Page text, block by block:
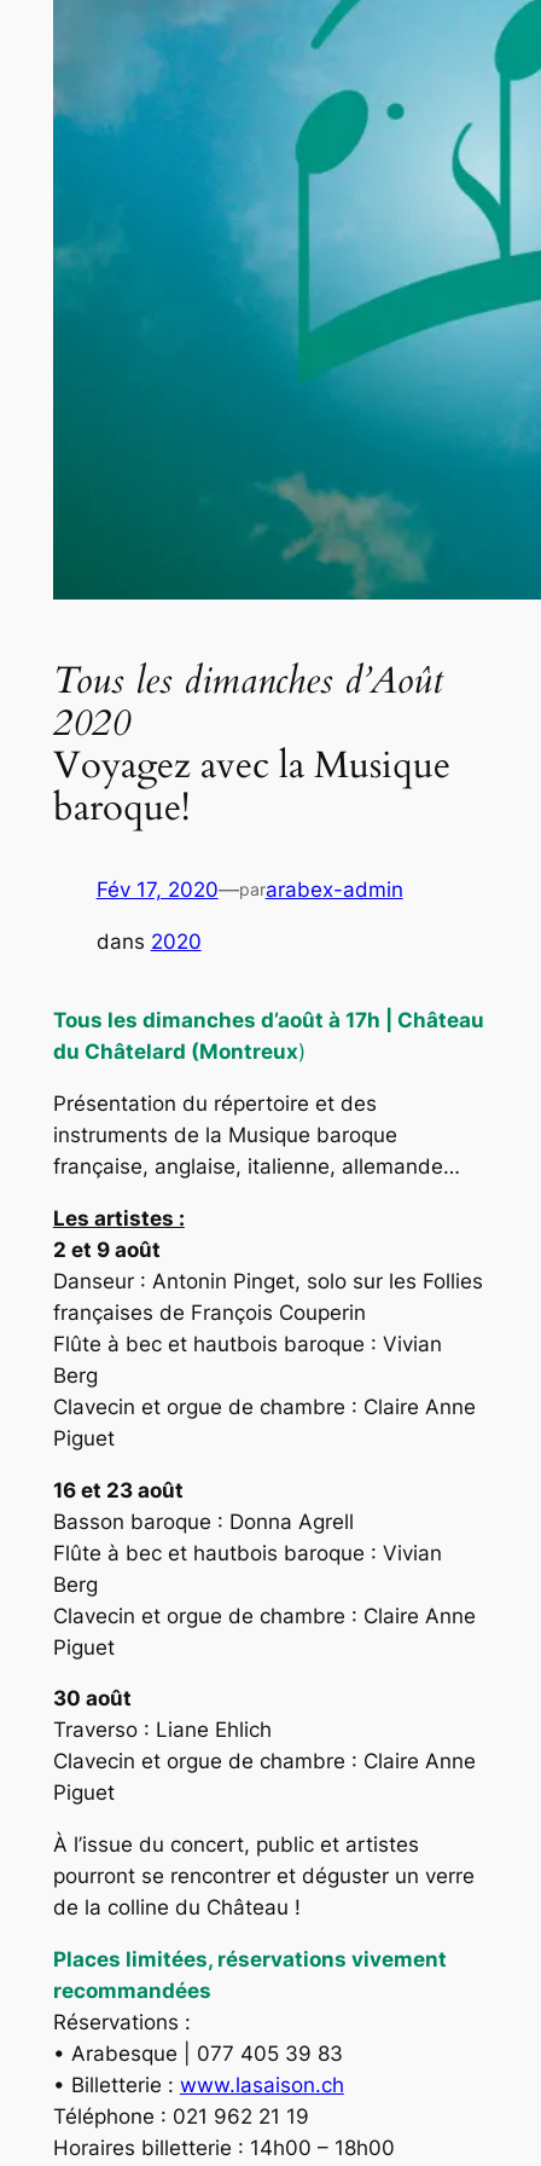
Tous les dimanches d’Août
2020
Voyagez avec la Musique
baroque!
Fév 17, 2020—pararabex-admin
dans 2020
Tous les dimanches d’août à 17h | Château
du Châtelard (Montreux)
Présentation du répertoire et des
instruments de la Musique baroque
française, anglaise, italienne, allemande…
Les artistes :
2 et 9 août
Danseur : Antonin Pinget, solo sur les Follies
françaises de François Couperin
Flûte à bec et hautbois baroque : Vivian
Berg
Clavecin et orgue de chambre : Claire Anne
Piguet
16 et 23 août
Basson baroque : Donna Agrell
Flûte à bec et hautbois baroque : Vivian
Berg
Clavecin et orgue de chambre : Claire Anne
Piguet
30 août
Traverso : Liane Ehlich
Clavecin et orgue de chambre : Claire Anne
Piguet
À l’issue du concert, public et artistes
pourront se rencontrer et déguster un verre
de la colline du Château !
Places limitées, réservations vivement
recommandées
Réservations :
• Arabesque | 077 405 39 83
• Billetterie : www.lasaison.ch
Téléphone : 021 962 21 19
Horaires billetterie : 14h00 – 18h00